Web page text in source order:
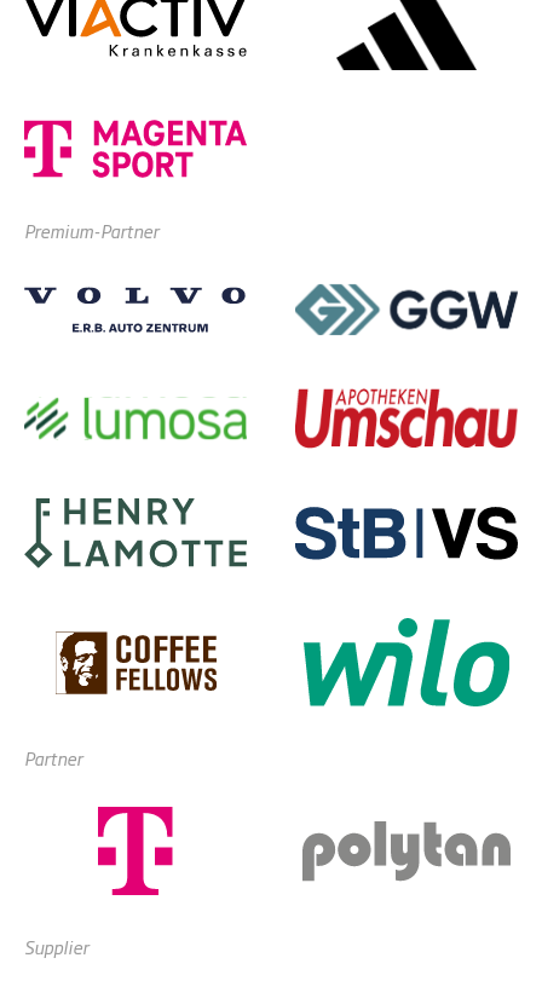
Premium-Partner
Partner
Supplier